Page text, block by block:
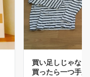
買い足しじゃな
買ったら一つ手